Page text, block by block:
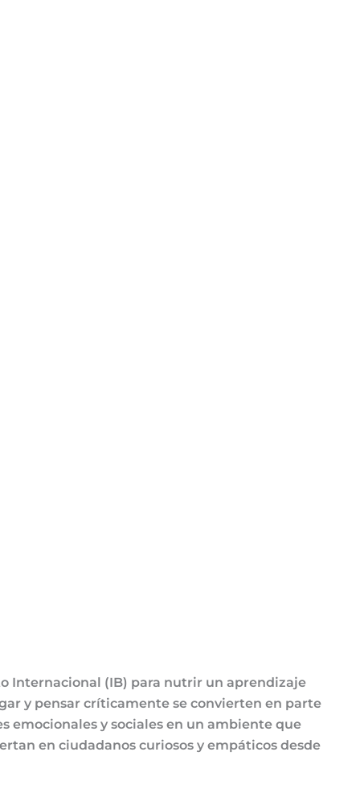
Internacional (IB) para nutrir un aprendizaje
y pensar críticamente se convierten en parte
emocionales y sociales en un ambiente que
en ciudadanos curiosos y empáticos desde